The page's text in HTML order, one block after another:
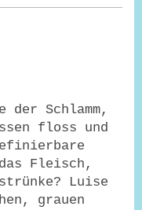
der Schlamm,
floss und
Fleisch,
Luise
grauen